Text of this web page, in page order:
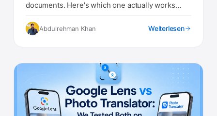
documents. Here's which one actually works
Abdulrehman Khan Weiterlesen